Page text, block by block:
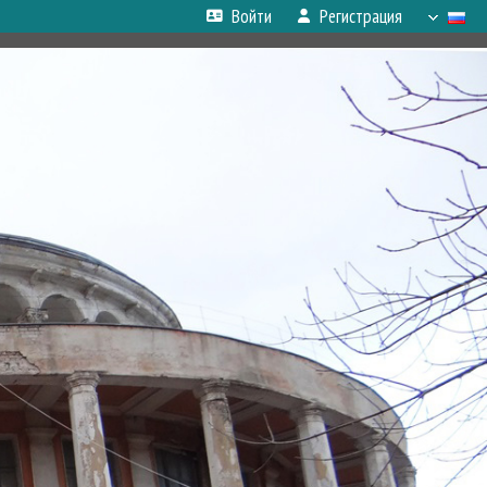
Войти Регистрация